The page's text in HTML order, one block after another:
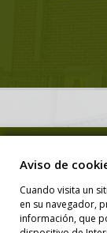
Aviso de
Cuando visita un
en su navegador,
información, que